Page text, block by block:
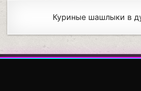
Куриные шашлыки в